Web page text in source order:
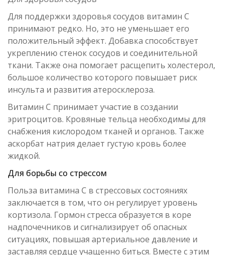
Для поддержки здоровья сосудов витамин С
принимают редко. Но, это не уменьшает его
положительный эффект. Добавка способствует
укреплению стенок сосудов и соединительной
ткани. Также она помогает расщепить холестерол,
большое количество которого повышает риск
инсульта и развития атеросклероза.
Витамин C принимает участие в создании
эритроцитов. Кровяные тельца необходимы для
снабжения кислородом тканей и органов. Также
аскорбат натрия делает густую кровь более
жидкой.
Для борьбы со стрессом
Польза витамина С в стрессовых состояниях
заключается в том, что он регулирует уровень
кортизола. Гормон стресса образуется в коре
надпочечников и сигнализирует об опасных
ситуациях, повышая артериальное давление и
заставляя сердце учащенно биться. Вместе с этим